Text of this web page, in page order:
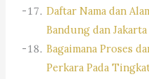
Daftar Nama dan
Bandung dan Jakarta
Bagaimana Proses
Perkara Pada